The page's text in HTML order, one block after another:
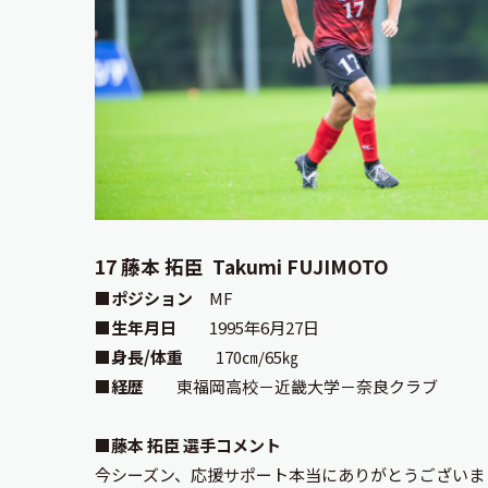
17 藤本 拓臣 Takumi FUJIMOTO
■ポジション MF
■生年月日 1995年6月27日
■身長/体重 170㎝/65㎏
■経歴 東福岡高校－近畿大学－奈良クラブ
■藤本 拓臣 選手コメント
今シーズン、応援サポート本当にありがとうござい